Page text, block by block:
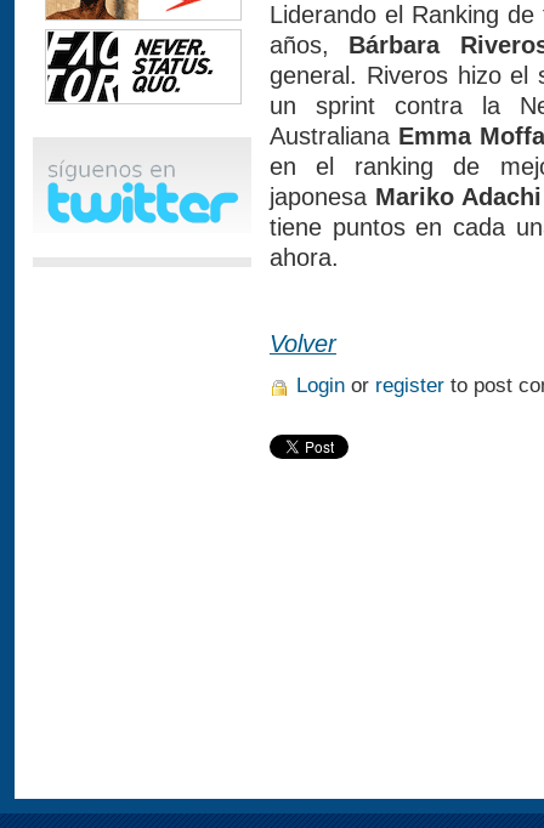
Liderando el Ranking
años, Bárbara
general. Riveros hizo el
un sprint contra la
Australiana Emma
en el ranking de
japonesa Mariko Adachi
tiene puntos en cada
ahora.
Volver
Login or register to post